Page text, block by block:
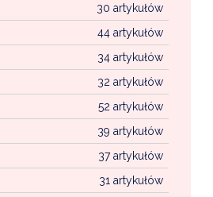
30 artykułów
44 artykułów
34 artykułów
32 artykułów
52 artykułów
39 artykułów
37 artykułów
31 artykułów